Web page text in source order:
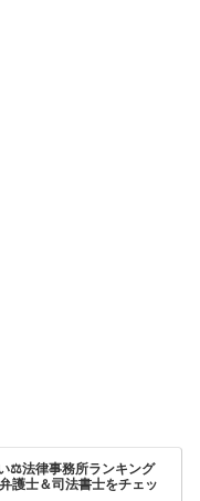
⚖️法律事務所ランキング
護士＆司法書士をチェッ